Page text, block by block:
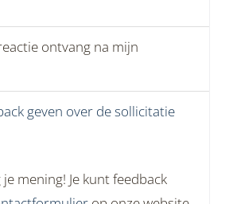
ontvang na mijn
geven over de sollicitatie
mening! Je kunt feedback